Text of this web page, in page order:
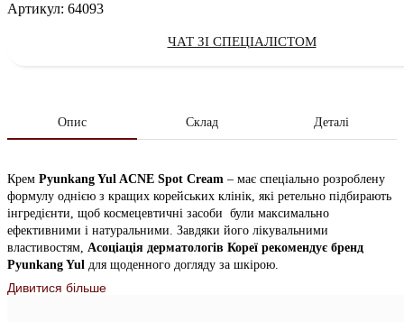
Артикул: 64093
ЧАТ ЗІ СПЕЦІАЛІСТОМ
Опис Склад Деталі
Крем Pyunkang Yul ACNE Spot Cream – має спеціально розроблену
формулу однією з кращих корейських клінік, які ретельно підбирають
інгредієнти, щоб космецевтичні засоби були максимально
ефективними і натуральними. Завдяки його лікувальними
властивостям, Асоціація дерматологів Кореї рекомендує бренд
Pyunkang Yul для щоденного догляду за шкірою.
В основі кремубегеніловий спирт
Дивитися більше